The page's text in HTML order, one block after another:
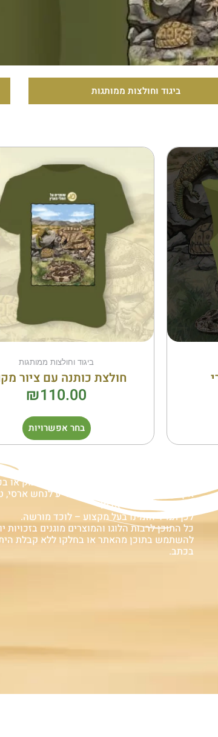
ביגוד וחולצות ממותגות
ביגוד וחולצות ממותגות
חולצת כותנה עם ציור
₪110.00
בחר אפשרויות
מספר
לבחור
בעמוד
במוצרים ובמידע המובא באתר, בדף פיסבוק או
אין המלצה לגעת, להתעסק, להפריע לנחש ארסי,
עלולה לעלות בחיי אדם!
לכן תמיד הזמינו בעל מקצוע – לוכד מורשה.
כל התוכן לרבות הלוגו והמוצרים מוגנים בזכויות
להשתמש בתוכן מהאתר או בחלקו ללא קבלת
בכתב.